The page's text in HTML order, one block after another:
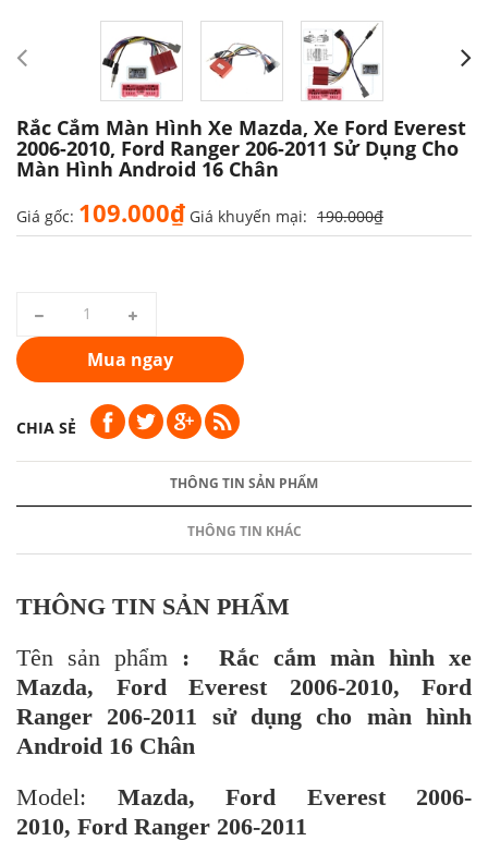
Rắc Cắm Màn Hình Xe Mazda, Xe Ford Everest
2006-2010, Ford Ranger 206-2011 Sử Dụng Cho
Màn Hình Android 16 Chân
Giá gốc: 109.000₫ Giá khuyến mại: 190.000₫
Mua ngay
CHIA SẺ
THÔNG TIN SẢN PHẨM
THÔNG TIN KHÁC
THÔNG TIN SẢN PHẨM
Tên sản phẩm : Rắc cắm màn hình xe
Mazda, Ford Everest 2006-2010, Ford
Ranger 206-2011 sử dụng cho màn hình
Android 16 Chân
Model: Mazda, Ford Everest 2006-
2010, Ford Ranger 206-2011